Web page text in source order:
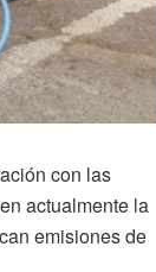
con las
actualmente la
emisiones de